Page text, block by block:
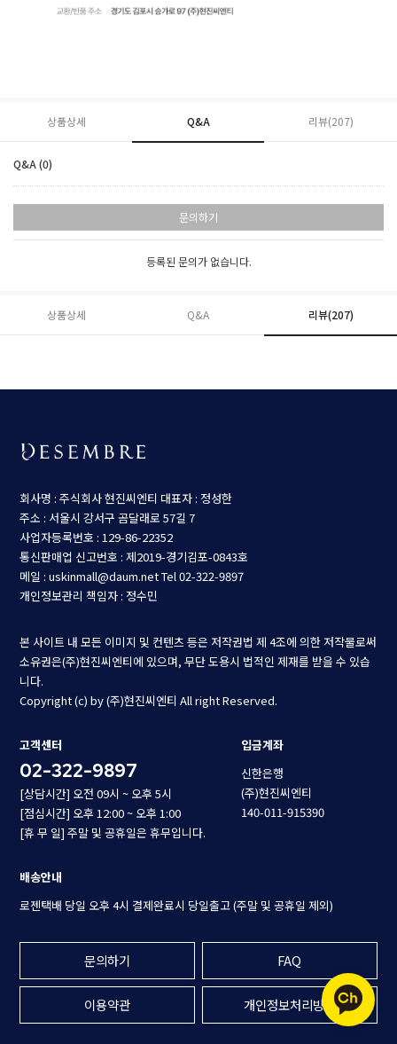
상품상세 Q&A 리뷰(207)
Q&A (0)
문의하기
등록된 문의가 없습니다.
상품상세 Q&A 리뷰(207)
회사명 : 주식회사 현진씨엔티 대표자 : 정성한
주소 : 서울시 강서구 곰달래로 57길 7
사업자등록번호 : 129-86-22352
통신판매업 신고번호 : 제2019-경기김포-0843호
메일 : uskinmall@daum.netTel 02-322-9897
개인정보관리 책임자 : 정수민
본 사이트 내 모든 이미지 및 컨텐츠 등은 저작권법 제 4조에 의한 저작물로써
소유권은(주)현진씨엔티에 있으며, 무단 도용시 법적인 제재를 받을 수 있습
니다.
Copyright (c) by (주)현진씨엔티 All right Reserved.
고객센터
02-322-9897
[상담시간] 오전 09시 ~ 오후 5시
[점심시간] 오후 12:00 ~ 오후 1:00
[휴 무 일] 주말 및 공휴일은 휴무입니다.
입금계좌
신한은행
(주)현진씨엔티
140-011-915390
배송안내
로젠택배 당일 오후 4시 결제완료시 당일출고 (주말 및 공휴일 제외)
문의하기 FAQ
이용약관 개인정보처리방침